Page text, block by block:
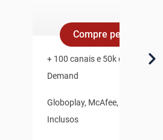
Compre pelo
+ 100 canais e 50k de
Demand
Globoplay, McAfee, Claro
Inclusos